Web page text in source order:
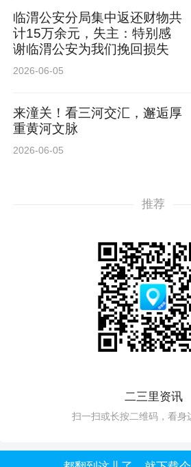
临渭公安分局集中返还财物共
计15万余元，失主：特别感
谢临渭公安为我们挽回损失
2026-06-05
来潼关！看三河交汇，邂逅厚
重黄河文脉
2026-06-05
推荐
二三里资讯
扫一扫或长按二维码，看身